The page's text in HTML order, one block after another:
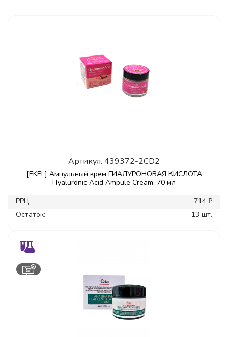
Артикул. 439372-2CD2
[EKEL] Ампульный крем ГИАЛУРОНОВАЯ КИСЛОТА
Hyaluronic Acid Ampule Cream, 70 мл
РРЦ:
714 ₽
Остаток:
13 шт.